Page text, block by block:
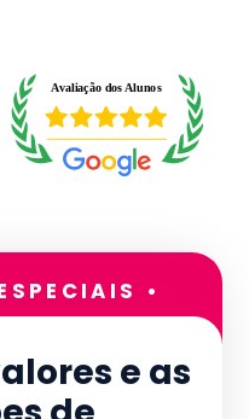
•
e as